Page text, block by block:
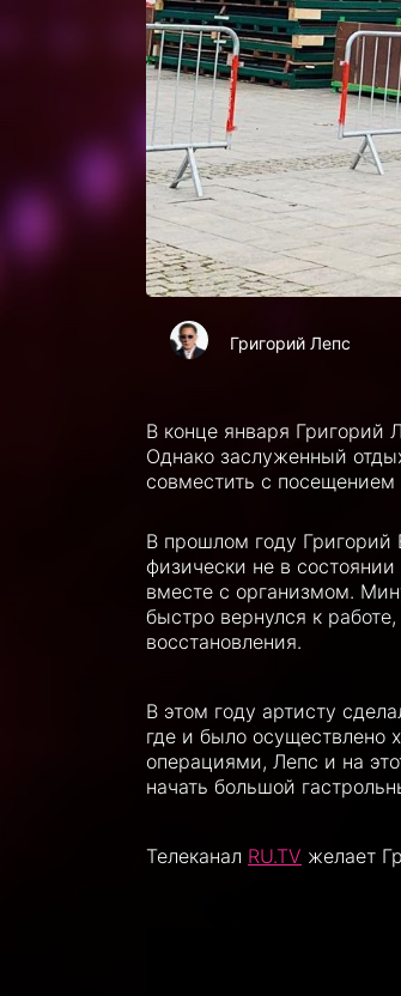
Григорий Лепс
В конце января Григорий
Однако заслуженный
совместить с
В прошлом году Григорий
физически не в состоянии
вместе с организмом.
быстро вернулся к
восстановления.
В этом году артисту
где и было осуществлено
операциями, Лепс и на
начать большой
Телеканал RU.TV желает